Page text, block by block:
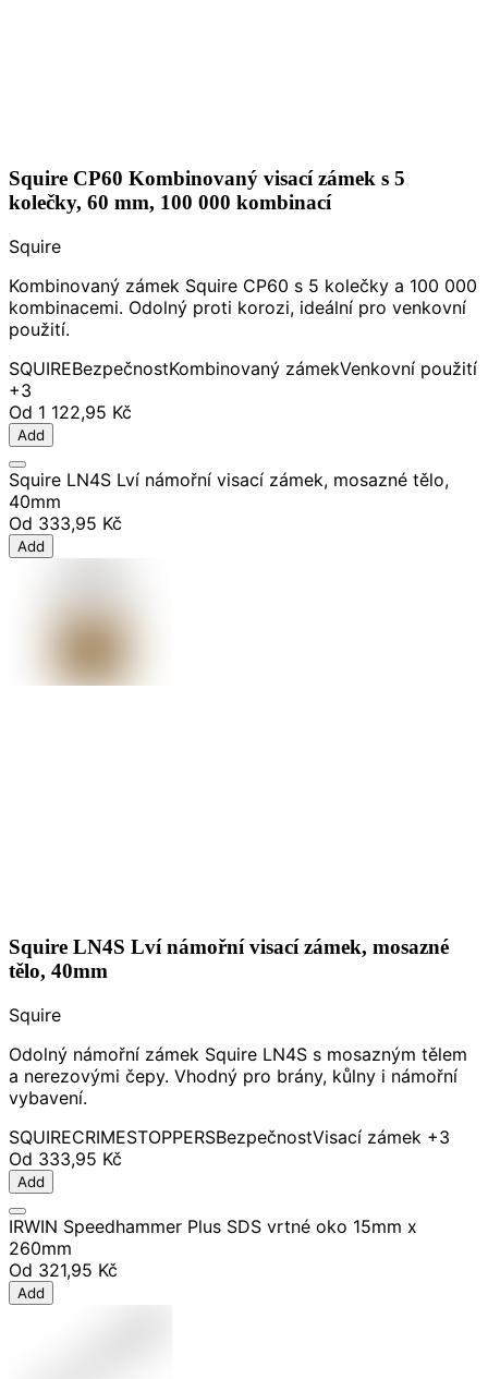
Squire CP60 Kombinovaný visací zámek s 5
kolečky, 60 mm, 100 000 kombinací
Squire
Kombinovaný zámek Squire CP60 s 5 kolečky a 100 000
kombinacemi. Odolný proti korozi, ideální pro venkovní
použití.
SQUIREBezpečnostKombinovaný zámekVenkovní použití
+3
Od 1 122,95 Kč
Add
Squire LN4S Lví námořní visací zámek, mosazné tělo,
40mm
Od 333,95 Kč
Add
Squire LN4S Lví námořní visací zámek, mosazné
tělo, 40mm
Squire
Odolný námořní zámek Squire LN4S s mosazným tělem
a nerezovými čepy. Vhodný pro brány, kůlny i námořní
vybavení.
SQUIRECRIMESTOPPERSBezpečnostVisací zámek +3
Od 333,95 Kč
Add
IRWIN Speedhammer Plus SDS vrtné oko 15mm x
260mm
Od 321,95 Kč
Add